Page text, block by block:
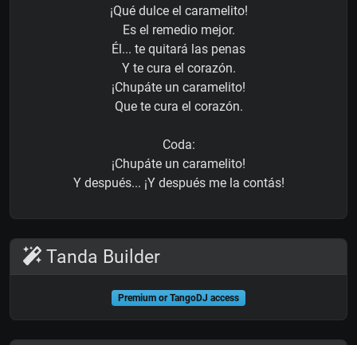
¡Qué dulce el caramelito!
Es el remedio mejor.
Él... te quitará las penas
Y te cura el corazón.
¡Chupáte un caramelito!
Que te cura el corazón.
Coda:
¡Chupáte un caramelito!
Y después... ¡Y después me la contás!
Tanda Builder
Premium or TangoDJ access